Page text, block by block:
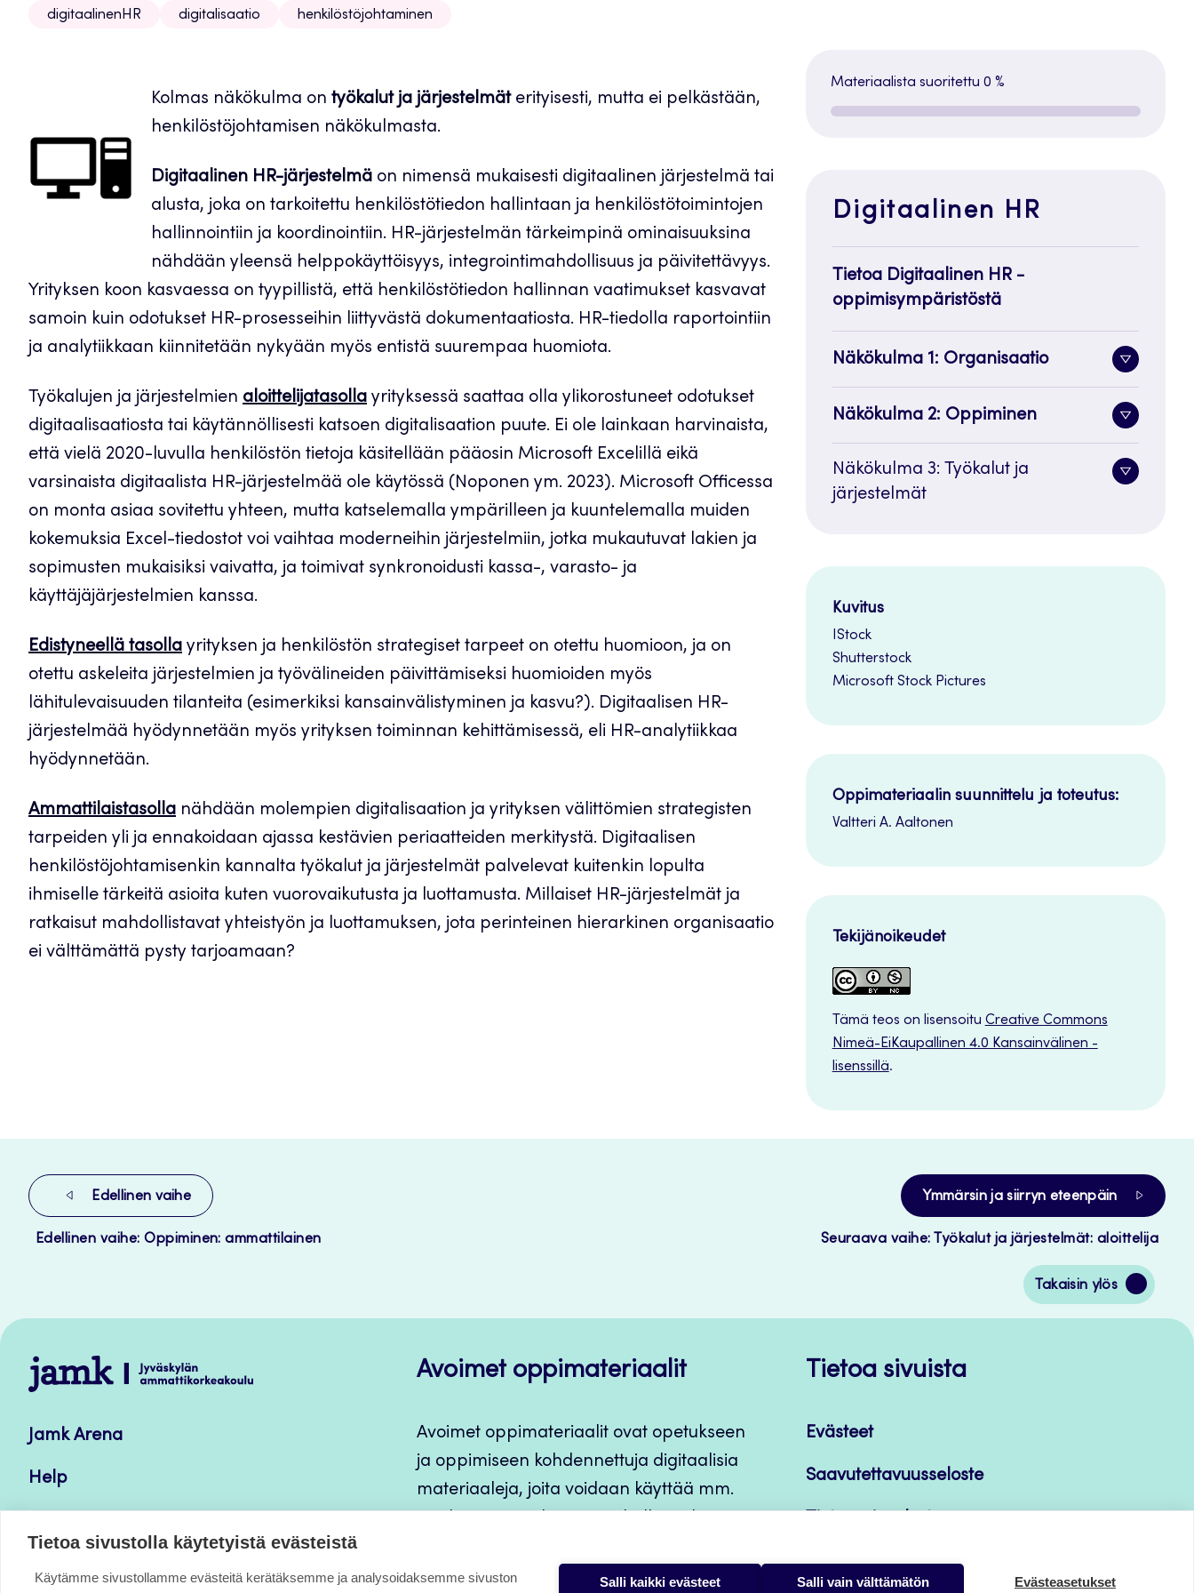
digitaalinenHR digitalisaatio henkilöstöjohtaminen
Kolmas näkökulma on työkalut ja järjestelmäterityisesti, mutta ei pelkästään,
henkilöstöjohtamisen näkökulmasta.
Digitaalinen HR-järjestelmä on nimensä mukaisesti digitaalinen järjestelmä tai
alusta, joka on tarkoitettu henkilöstötiedon hallintaan ja henkilöstötoimintojen
hallinnointiin ja koordinointiin. HR-järjestelmän tärkeimpinä ominaisuuksina
nähdään yleensä helppokäyttöisyys, integrointimahdollisuus ja päivitettävyys.
Yrityksen koon kasvaessa on tyypillistä, että henkilöstötiedon hallinnan vaatimukset kasvavat
samoin kuin odotukset HR-prosesseihin liittyvästä dokumentaatiosta. HR-tiedolla raportointiin
ja analytiikkaan kiinnitetään nykyään myös entistä suurempaa huomiota.
Työkalujen ja järjestelmien aloittelijatasolla yrityksessä saattaa olla ylikorostuneet odotukset
digitaalisaatiosta tai käytännöllisesti katsoen digitalisaation puute. Ei ole lainkaan harvinaista,
että vielä 2020-luvulla henkilöstön tietoja käsitellään pääosin Microsoft Excelillä eikä
varsinaista digitaalista HR-järjestelmää ole käytössä (Noponen ym. 2023). Microsoft Officessa
on monta asiaa sovitettu yhteen, mutta katselemalla ympärilleen ja kuuntelemalla muiden
kokemuksia Excel-tiedostot voi vaihtaa moderneihin järjestelmiin, jotka mukautuvat lakien ja
sopimusten mukaisiksi vaivatta, ja toimivat synkronoidusti kassa-, varasto- ja
käyttäjäjärjestelmien kanssa.
Edistyneellä tasolla yrityksen ja henkilöstön strategiset tarpeet on otettu huomioon, ja on
otettu askeleita järjestelmien ja työvälineiden päivittämiseksi huomioiden myös
lähitulevaisuuden tilanteita (esimerkiksi kansainvälistyminen ja kasvu?). Digitaalisen HR-
järjestelmää hyödynnetään myös yrityksen toiminnan kehittämisessä, eli HR-analytiikkaa
hyödynnetään.
Ammattilaistasolla nähdään molempien digitalisaation ja yrityksen välittömien strategisten
tarpeiden yli ja ennakoidaan ajassa kestävien periaatteiden merkitystä. Digitaalisen
henkilöstöjohtamisenkin kannalta työkalut ja järjestelmät palvelevat kuitenkin lopulta
ihmiselle tärkeitä asioita kuten vuorovaikutusta ja luottamusta. Millaiset HR-järjestelmät ja
ratkaisut mahdollistavat yhteistyön ja luottamuksen, jota perinteinen hierarkinen organisaatio
ei välttämättä pysty tarjoamaan?
Materiaalista suoritettu 0 %
Digitaalinen HR
Tietoa Digitaalinen HR -
oppimisympäristöstä
Näkökulma 1: Organisaatio
Näkökulma 2: Oppiminen
Näkökulma 3: Työkalut ja
järjestelmät
Kuvitus
IStock
Shutterstock
Microsoft Stock Pictures
Oppimateriaalin suunnittelu ja toteutus:
Valtteri A. Aaltonen
Tekijänoikeudet
Tämä teos on lisensoitu Creative Commons
Nimeä-EiKaupallinen 4.0 Kansainvälinen -
lisenssillä.
Ymmärsin ja siirryn eteenpäin
Seuraava vaihe: Työkalut ja järjestelmät: aloittelija
Edellinen vaihe
Edellinen vaihe: Oppiminen: ammattilainen
Takaisin ylös
Siirry
takaisin
Jamk
–
Avoimet
Jamk Arena
Help
Avoimet oppimateriaalit
Avoimet oppimateriaalit ovat opetukseen
ja oppimiseen kohdennettuja digitaalisia
materiaaleja, joita voidaan käyttää mm.
Tietoa sivuista
Evästeet
Saavutettavuusseloste
Tietoa sivustolla käytetyistä evästeistä
Käytämme sivustollamme evästeitä kerätäksemme ja analysoidaksemme sivuston
Salli kaikki evästeet Salli vain välttämätön Evästeasetukset